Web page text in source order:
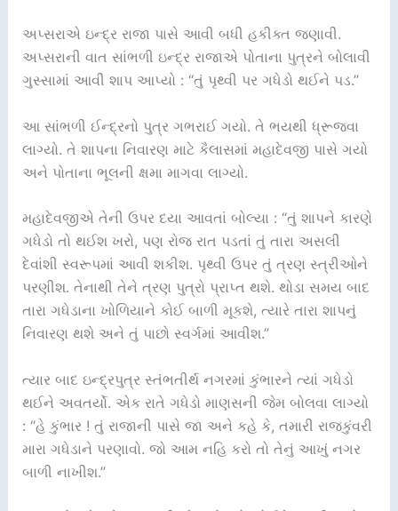
અપ્સરાએ ઇન્દ્ર રાજા પાસે આવી બધી હકીક્ત જણાવી.
અપ્સરાની વાત સાંભળી ઇન્દ્ર રાજાએ પોતાના પુત્રને બોલાવી
ગુસ્સામાં આવી શાપ આપ્યો : “તું પૃથ્વી પર ગધેડો થઈને પડ.”
આ સાંભળી ઈન્દ્રનો પુત્ર ગભરાઈ ગયો. તે ભયથી ધ્રૂજવા
લાગ્યો. તે શાપના નિવારણ માટે કૈલાસમાં મહાદેવજી પાસે ગયો
અને પોતાના ભૂલની ક્ષમા માગવા લાગ્યો.
મહાદેવજીએ તેની ઉપર દયા આવતાં બોલ્યા : “તું શાપને કારણે
ગધેડો તો થઈશ ખરો, પણ રોજ રાત પડતાં તું તારા અસલી
દેવાંશી સ્વરૂપમાં આવી શકીશ. પૃથ્વી ઉપર તું ત્રણ સ્ત્રીઓને
પરણીશ. તેનાથી તેને ત્રણ પુત્રો પ્રાપ્ત થશે. થોડા સમય બાદ
તારા ગધેડાના ખોળિયાને કોઈ બાળી મૂકશે, ત્યારે તારા શાપનું
નિવારણ થશે અને તું પાછો સ્વર્ગમાં આવીશ.”
ત્યાર બાદ ઇન્દ્રપુત્ર સ્તંભતીર્થ નગરમાં કુંભારને ત્યાં ગધેડો
થઈને અવતર્યો. એક રાતે ગધેડો માણસની જેમ બોલવા લાગ્યો
: “હે કુંભાર ! તું રાજાની પાસે જા અને કહે કે, તમારી રાજકુંવરી
મારા ગધેડાને પરણાવો. જો આમ નહિ કરો તો તેનું આખું નગર
બાળી નાખીશ.”